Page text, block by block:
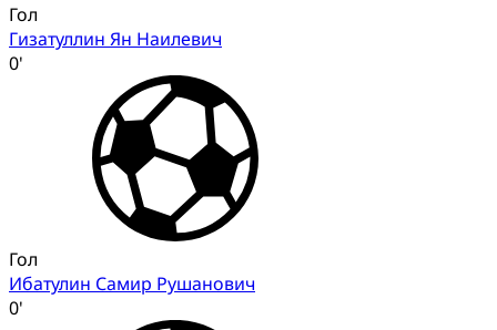
Гол
Гизатуллин Ян Наилевич
0'
Гол
Ибатулин Самир Рушанович
0'